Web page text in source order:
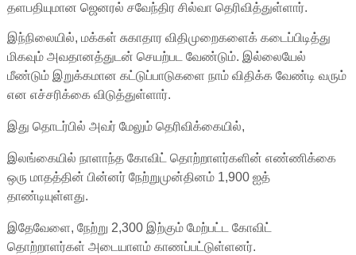
தளபதியுமான ஜெனரல் சவேந்திர சில்வா தெரிவித்துள்ளார்.
இந்நிலையில், மக்கள் சுகாதார விதிமுறைகளைக் கடைப்பிடித்து
மிகவும் அவதானத்துடன் செயற்பட வேண்டும். இல்லையேல்
மீண்டும் இறுக்கமான கட்டுப்பாடுகளை நாம் விதிக்க வேண்டி வரும்
என எச்சரிக்கை விடுத்துள்ளார்.
இது தொடர்பில் அவர் மேலும் தெரிவிக்கையில்,
இலங்கையில் நாளாந்த கோவிட் தொற்றாளர்களின் எண்ணிக்கை
ஒரு மாதத்தின் பின்னர் நேற்றுமுன்தினம் 1,900 ஐத்
தாண்டியுள்ளது.
இதேவேளை, நேற்று 2,300 இற்கும் மேற்பட்ட கோவிட்
தொற்றாளர்கள் அடையாளம் காணப்பட்டுள்ளனர்.